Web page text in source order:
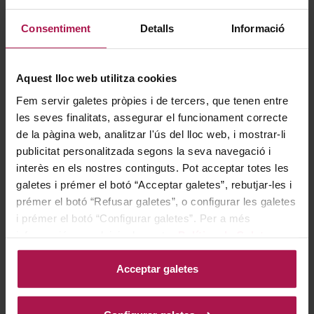
Consentiment Detalls Informació
Aquest lloc web utilitza cookies
Fem servir galetes pròpies i de tercers, que tenen entre
les seves finalitats, assegurar el funcionament correcte
de la pàgina web, analitzar l'ús del lloc web, i mostrar-li
publicitat personalitzada segons la seva navegació i
interès en els nostres continguts. Pot acceptar totes les
galetes i prémer el botó “Acceptar galetes”, rebutjar-les i
prémer el botó “Refusar galetes”, o configurar les galetes
i prémer el botó “Configurar galetes”. Per a més
Acceptar galetes
Gastronomía
Excel·lent amb els plats de carn, com els rostits o els
estofats típics de la cuina mediterrània, guisats en
salsa de tomàquet i pebrot o cuinats amb herbes i
espècies aromàtiques (farigola, orenga, romaní, llorer i
pebre). Servir a 17-18ºC.
Historia
Aquest vi de finca deu el seu nom a les muralles que
protegien el monestir de Poblet de les guerres i els
mercenaris. La identitat inconfusible de Grans Muralles